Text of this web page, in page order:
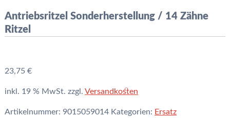
Antriebsritzel Sonderherstellung / 14 Zähne
Ritzel
23,75 €
inkl. 19 % MwSt. zzgl. Versandkosten
Artikelnummer: 9015059014 Kategorien: Ersatz